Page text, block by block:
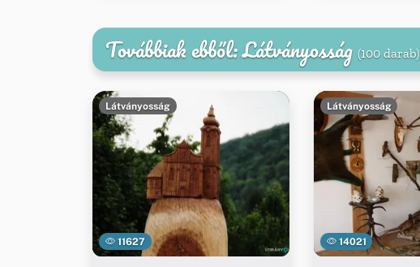
Továbbiak ebből: Látványosság (100 darab)
11627
Látványosság
14021
Látványosság